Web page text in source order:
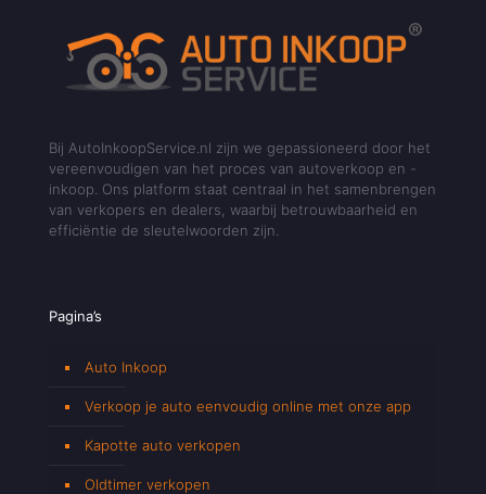
Bij AutoInkoopService.nl zijn we gepassioneerd door het
vereenvoudigen van het proces van autoverkoop en -
inkoop. Ons platform staat centraal in het samenbrengen
van verkopers en dealers, waarbij betrouwbaarheid en
efficiëntie de sleutelwoorden zijn.
Pagina’s
Auto Inkoop
Verkoop je auto eenvoudig online met onze app
Kapotte auto verkopen
Oldtimer verkopen